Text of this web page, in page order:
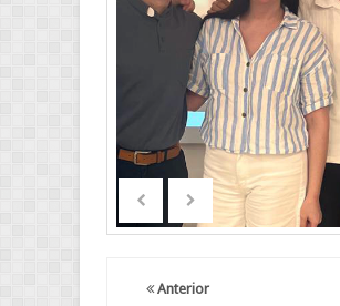
Anterior